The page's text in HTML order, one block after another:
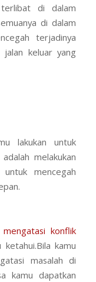
terlibat di dalam
di dalam
terjadinya
jalan keluar yang
lakukan untuk
melakukan
mencegah
mengatasi konflik
kamu
masalah di
kamu dapatkan